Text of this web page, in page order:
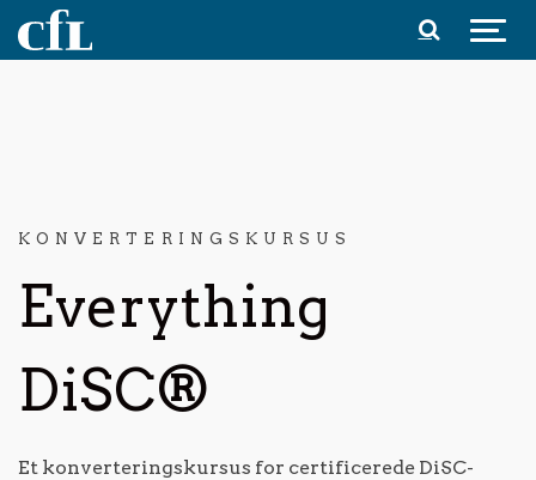
Spring til indhold
KONVERTERINGSKURSUS
Everything
DiSC®
Et konverteringskursus for certificerede DiSC-